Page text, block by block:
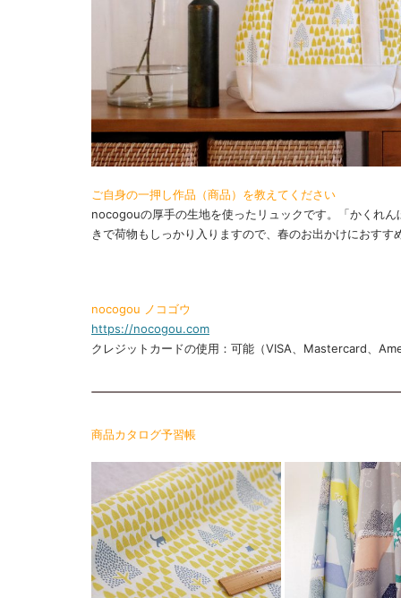
ご自身の一押し作品（商品）を教えてください
nocogouの厚手の生地を使ったリュックです。「かくれ
きで荷物もしっかり入りますので、春のお出かけにおすす
nocogou ノコゴウ
https://nocogou.com
クレジットカードの使用：可能（VISA、Mastercard、
商品カタログ予習帳